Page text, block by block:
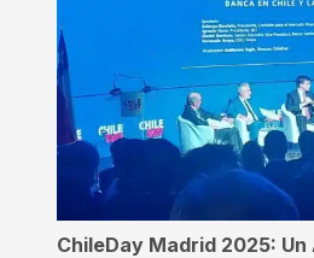
ChileDay Madrid 2025: